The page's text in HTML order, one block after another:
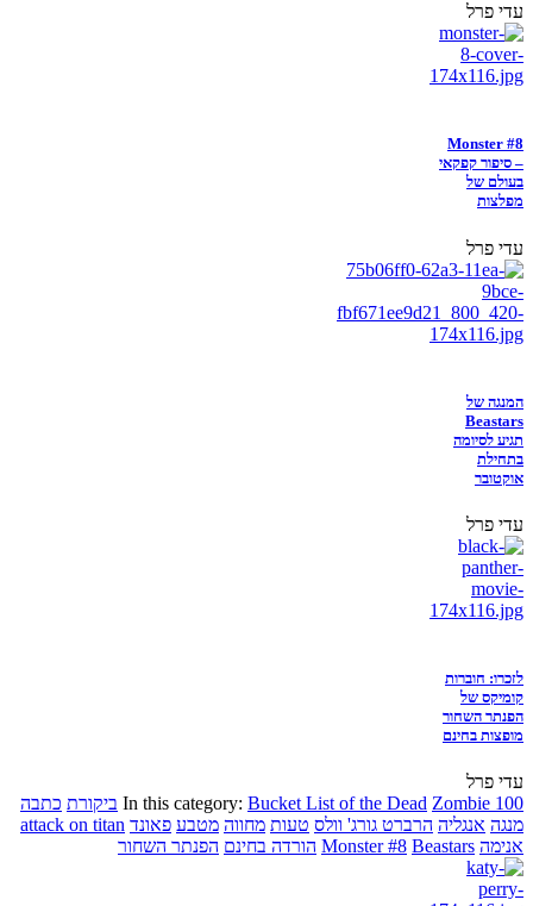
עדי פרל
Monster #8
– סיפור קפקאי
בעולם של
מפלצות
עדי פרל
המנגה של
Beastars
תגיע לסיומה
בתחילת
אוקטובר
עדי פרל
לזכרו: חוברות
קומיקס של
הפנתר השחור
מופצות בחינם
עדי פרל
In this category: Bucket List of the Dead Zombie 100 ביקורת כתבה
מנגה אנגליה הרברט גורג' וולס טעות מחווה מטבע פאונד attack on titan
אנימה
Monster #8 Beastars הורדה בחינם הפנתר השחור